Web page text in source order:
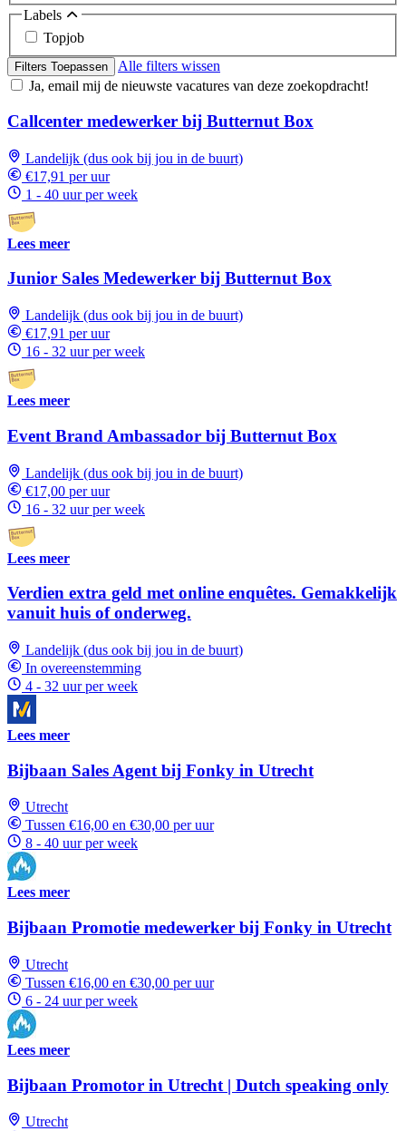
Labels
Topjob
Filters Toepassen
Alle filters wissen
Ja, email mij de nieuwste vacatures van deze zoekopdracht!
Callcenter medewerker bij Butternut Box
Landelijk (dus ook bij jou in de buurt)
€17,91 per uur
1 - 40 uur per week
Lees meer
Junior Sales Medewerker bij Butternut Box
Landelijk (dus ook bij jou in de buurt)
€17,91 per uur
16 - 32 uur per week
Lees meer
Event Brand Ambassador bij Butternut Box
Landelijk (dus ook bij jou in de buurt)
€17,00 per uur
16 - 32 uur per week
Lees meer
Verdien extra geld met online enquêtes. Gemakkelijk
vanuit huis of onderweg.
Landelijk (dus ook bij jou in de buurt)
In overeenstemming
4 - 32 uur per week
Lees meer
Bijbaan Sales Agent bij Fonky in Utrecht
Utrecht
Tussen €16,00 en €30,00 per uur
8 - 40 uur per week
Lees meer
Bijbaan Promotie medewerker bij Fonky in Utrecht
Utrecht
Tussen €16,00 en €30,00 per uur
6 - 24 uur per week
Lees meer
Bijbaan Promotor in Utrecht | Dutch speaking only
Utrecht